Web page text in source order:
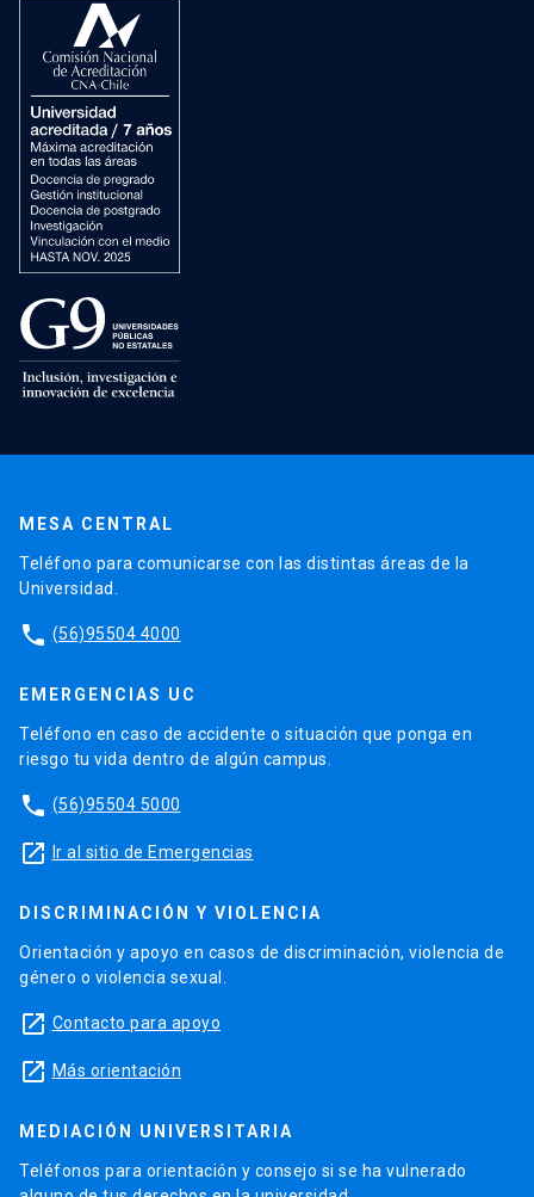
MESA CENTRAL
Teléfono para comunicarse con las distintas áreas de la
Universidad.
phone (56)95504 4000
EMERGENCIAS UC
Teléfono en caso de accidente o situación que ponga en
riesgo tu vida dentro de algún campus.
phone (56)95504 5000
launch Ir al sitio de Emergencias
DISCRIMINACIÓN Y VIOLENCIA
Orientación y apoyo en casos de discriminación, violencia de
género o violencia sexual.
launch Contacto para apoyo
launch Más orientación
MEDIACIÓN UNIVERSITARIA
Teléfonos para orientación y consejo si se ha vulnerado